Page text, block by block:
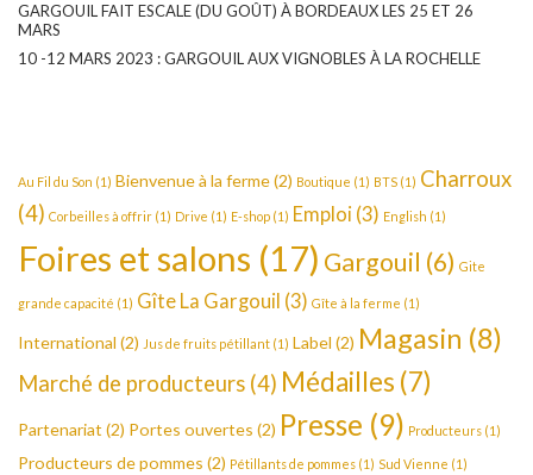
GARGOUIL FAIT ESCALE (DU GOÛT) À BORDEAUX LES 25 ET 26
MARS
10 -12 MARS 2023 : GARGOUIL AUX VIGNOBLES À LA ROCHELLE
Au Fil du Son (1) Bienvenue à la ferme(2) Boutique (1) BTS (1) Charroux
(4) Corbeilles à offrir (1) Drive (1) E-shop (1) Emploi (3) English (1)
Foires et salons (17) Gargouil (6) Gite
grande capacité (1) Gîte La Gargouil (3) Gîte à la ferme (1)
International (2) Jus de fruits pétillant (1) Label (2) Magasin (8)
Marché de producteurs (4) Médailles (7)
Partenariat(2) Portes ouvertes (2) Presse (9) Producteurs (1)
Producteurs de pommes (2) Pétillants de pommes (1) Sud Vienne (1)